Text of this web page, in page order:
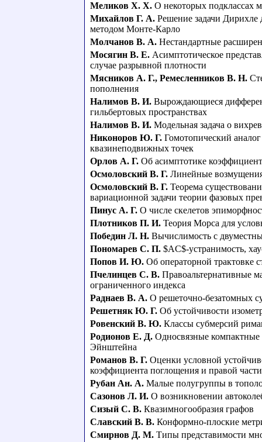
Меликов Х. Х. О некоторых подклассах
Михайлов Г. А. Решение задачи Дирихле
методом Монте-Карло
Молчанов В. А. Нестандартные
Мосягин В. Е. Асимптотическое
случае разрывной плотности
Мясников А. Г., Ремесленников В. Н.
пополнения
Налимов В. И. Вырождающиеся
гильбертовых пространствах
Налимов В. И. Модельная задача о
Никоноров Ю. Г. Гомотопический
квазинеподвижных точек
Орлов А. Г. Об асимптотике
Осмоловский В. Г. Линейные
Осмоловский В. Г. Теорема
вариационной задачи теории фазовых
Пинус А. Г. О числе скелетов
Плотников П. И. Теория Морса для
Победин Л. Н. Вычислимость с
Пономарев С. П. $AC$-устранимость,
Попов И. Ю. Об операторной трактовке
Пчелинцев С. В. Правоальтернативные
ограниченного индекса
Раднаев В. А. О решеточно-безатомных
Решетняк Ю. Г. Об устойчивости
Ровенский В. Ю. Классы субмерсий
Родионов Е. Д. Односвязные
Эйнштейна
Романов В. Г. Оценки условной
коэффициента поглощения и правой
Рубан Ан. А. Малые полугруппы в
Сазонов Л. И. О возникновении
Сизый С. В. Квазимногообразия графов
Славский В. В. Конформно-плоские
Смирнов Д. М. Типы представимости